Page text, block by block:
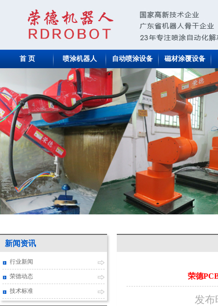
首 页 喷涂机器人 自动喷涂设备 磁材涂覆设备
新闻资讯
行业新闻
荣德动态
技术标准
荣德
发布